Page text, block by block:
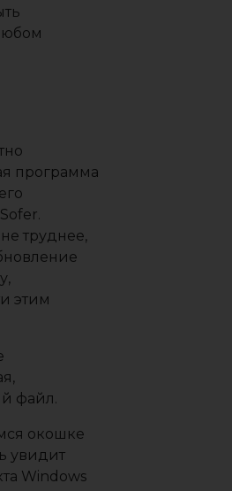
программа
труднее,
этим
файл.
окошке
увидит
Windows